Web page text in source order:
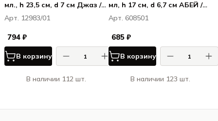
мл., h 23,5 см, d 7 см Джаз /
Jazz
Арт. 12983/01
794 ₽
В корзину
В наличии 112 шт.
мл, h 17 см, d 6,7 см АБЕЙ /
ABEILLE
Арт. 608501
685 ₽
В корзину
В наличии 123 шт.